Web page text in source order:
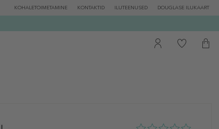
KOHALETOIMETAMINE KONTAKTID ILUTEENUSED DOUGLASE ILUKAART